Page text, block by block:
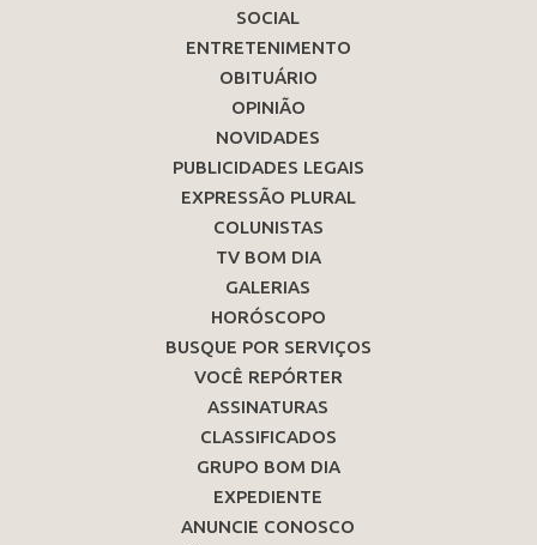
SOCIAL
ENTRETENIMENTO
OBITUÁRIO
OPINIÃO
NOVIDADES
PUBLICIDADES LEGAIS
EXPRESSÃO PLURAL
COLUNISTAS
TV BOM DIA
GALERIAS
HORÓSCOPO
BUSQUE POR SERVIÇOS
VOCÊ REPÓRTER
ASSINATURAS
CLASSIFICADOS
GRUPO BOM DIA
EXPEDIENTE
ANUNCIE CONOSCO